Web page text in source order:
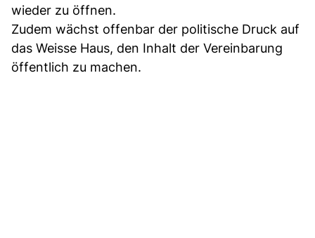
wieder zu öffnen.
Zudem wächst offenbar der politische Druck auf
das Weisse Haus, den Inhalt der Vereinbarung
öffentlich zu machen.